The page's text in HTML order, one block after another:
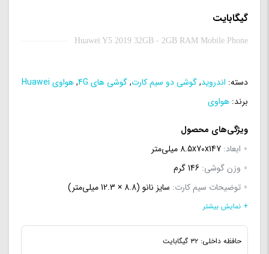
گیگابایت
Huawei Y5 2019 32GB - 2GB RAM Mobile Phone
دسته: اندروید,گوشی دو سیم کارت,گوشی های 4G ,هواوی Huawei
برند: هواوی
ویژگی‌های محصول
ابعاد: 8.5x70x147 میلی‌متر
وزن گوشی: 146 گرم
توضیحات سیم کارت: سایز نانو (8.8 × 12.3 میلی‌متر)
تعداد سیم کارت:
ویژگی های خاص:مناسب عکاسی
تراشه:Mediatek MT6761 Helio A22
+ نمایش بیشتر
حافظه داخلی: ۳۲ گیگابایت